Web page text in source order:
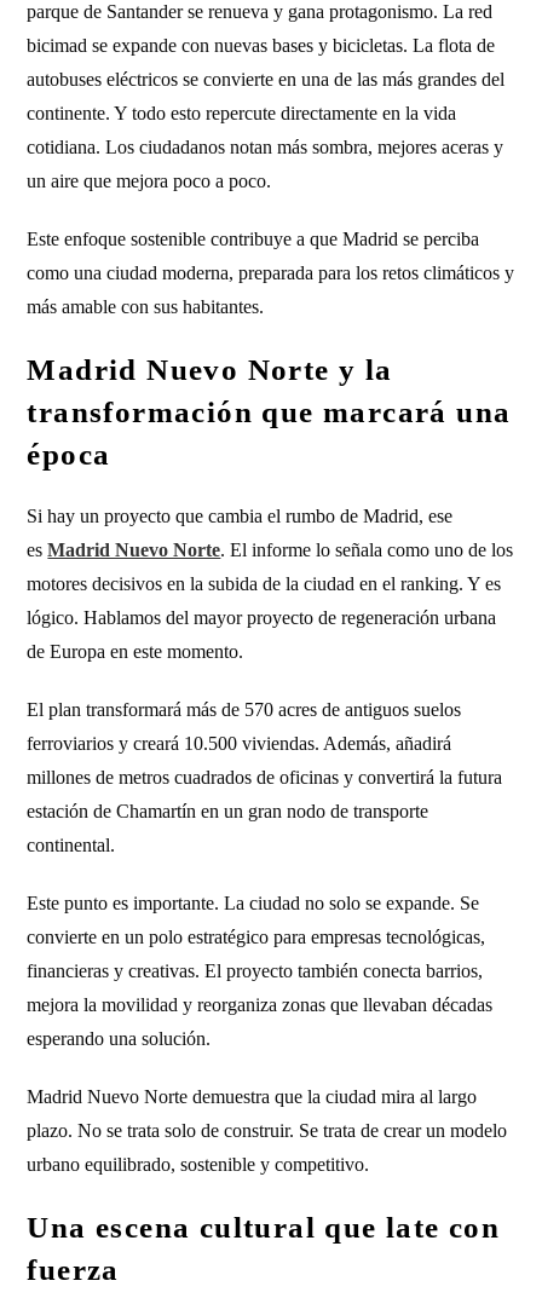
parque de Santander se renueva y gana protagonismo. La red
bicimad se expande con nuevas bases y bicicletas. La flota de
autobuses eléctricos se convierte en una de las más grandes del
continente. Y todo esto repercute directamente en la vida
cotidiana. Los ciudadanos notan más sombra, mejores aceras y
un aire que mejora poco a poco.
Este enfoque sostenible contribuye a que Madrid se perciba
como una ciudad moderna, preparada para los retos climáticos y
más amable con sus habitantes.
Madrid Nuevo Norte y la
transformación que marcará una
época
Si hay un proyecto que cambia el rumbo de Madrid, ese
esMadrid Nuevo Norte. El informe lo señala como uno de los
motores decisivos en la subida de la ciudad en el ranking. Y es
lógico. Hablamos del mayor proyecto de regeneración urbana
de Europa en este momento.
El plan transformará más de 570 acres de antiguos suelos
ferroviarios y creará 10.500 viviendas. Además, añadirá
millones de metros cuadrados de oficinas y convertirá la futura
estación de Chamartín en un gran nodo de transporte
continental.
Este punto es importante. La ciudad no solo se expande. Se
convierte en un polo estratégico para empresas tecnológicas,
financieras y creativas. El proyecto también conecta barrios,
mejora la movilidad y reorganiza zonas que llevaban décadas
esperando una solución.
Madrid Nuevo Norte demuestra que la ciudad mira al largo
plazo. No se trata solo de construir. Se trata de crear un modelo
urbano equilibrado, sostenible y competitivo.
Una escena cultural que late con
fuerza